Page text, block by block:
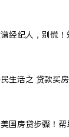
经纪人，别慌
生活之 贷款买
国房贷步骤！